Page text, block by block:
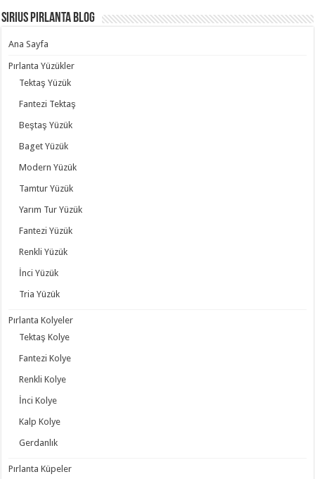
Sirius Pırlanta Blog
Ana Sayfa
Pırlanta Yüzükler
Tektaş Yüzük
Fantezi Tektaş
Beştaş Yüzük
Baget Yüzük
Modern Yüzük
Tamtur Yüzük
Yarım Tur Yüzük
Fantezi Yüzük
Renkli Yüzük
İnci Yüzük
Tria Yüzük
Pırlanta Kolyeler
Tektaş Kolye
Fantezi Kolye
Renkli Kolye
İnci Kolye
Kalp Kolye
Gerdanlık
Pırlanta Küpeler